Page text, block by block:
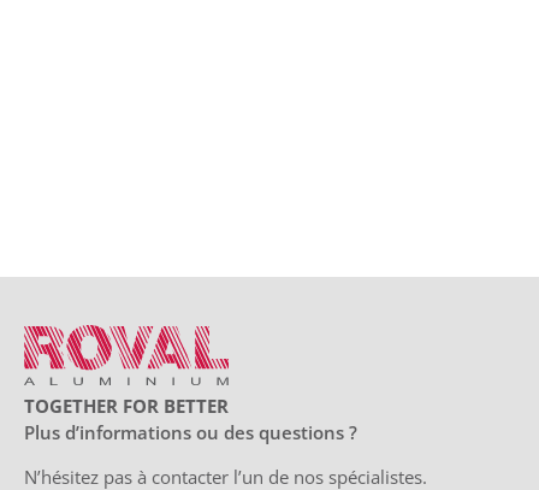
TOGETHER FOR BETTER
Plus d’informations ou des questions ?
N’hésitez pas à contacter l’un de nos spécialistes.